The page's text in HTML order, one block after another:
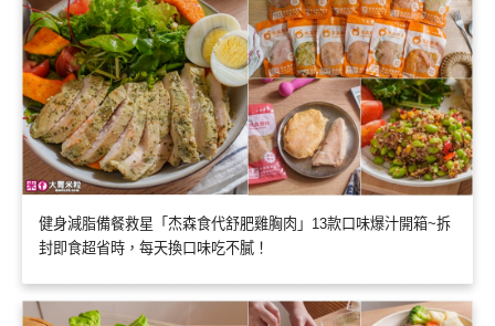
健身減脂備餐救星「杰森食代舒肥雞胸肉」13款口味爆汁開箱~拆
封即食超省時，每天換口味吃不膩！